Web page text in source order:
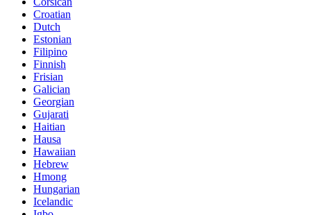
Croatian
Dutch
Estonian
Filipino
Finnish
Frisian
Galician
Georgian
Gujarati
Haitian
Hausa
Hawaiian
Hebrew
Hmong
Hungarian
Icelandic